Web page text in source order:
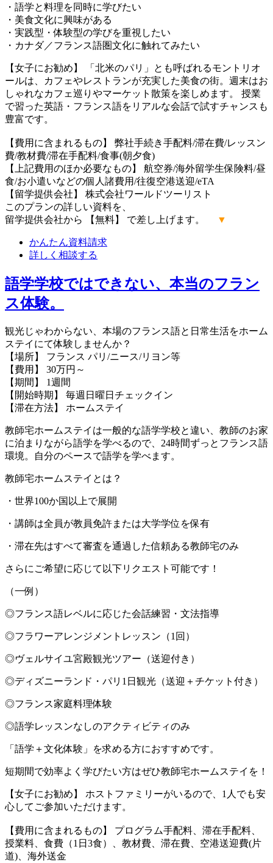
・語学と料理を同時に学びたい
・美食文化に興味がある
・実践型・体験型の学びを重視したい
・カナダ／フランス語圏文化に触れてみたい
【女子にお勧め】 「北米のパリ」とも呼ばれるモントリオ
ールは、カフェやレストランが充実した美食の街。週末はお
しゃれなカフェ巡りやマーケット散策を楽しめます。 授業
で習った英語・フランス語をリアルな会話で試すチャンスも
豊富です。
【費用に含まれるもの】 弊社手続き手配料/滞在費/レッスン
費/教材費/滞在手配料/食事(朝夕食)
【上記費用のほか必要なもの】 航空券/海外留学生保険料/昼
食/お小遣いなどの個人諸費用/往復空港送迎/eTA
【留学提供会社】 株式会社ワールドツーリスト
このプランの詳しい資料を、
留学提供会社から 【無料】 で差し上げます。
▼
かんたん資料請求
詳しく 相談する
語学学校ではできない、本当のフラン
ス体験。
観光じゃわからない、本場のフランス語と日常生活をホーム
ステイにて体験しませんか？
【場所】 フランス パリ/ニース/リヨン等
【費用】 30万円～
【期間】 1週間
【開始時期】 毎週日曜日チェックイン
【滞在方法】 ホームステイ
教師宅ホームステイは一般的な語学学校と違い、教師のお家
に泊まりながら語学を学べるので、24時間ずっとフランス語
環境。自分のペースで語学を学べます。
教師宅ホームステイとは？
・世界100か国以上で展開
・講師は全員が教員免許または大学学位を保有
・滞在先はすべて審査を通過した信頼ある教師宅のみ
さらにご希望に応じて以下リクエスト可能です！
（一例）
◎フランス語レベルに応じた会話練習・文法指導
◎フラワーアレンジメントレッスン（1回）
◎ヴェルサイユ宮殿観光ツアー（送迎付き）
◎ディズニーランド・パリ1日観光（送迎＋チケット付き）
◎フランス家庭料理体験
◎語学レッスンなしのアクティビティのみ
「語学＋文化体験」を求める方におすすめです。
短期間で効率よく学びたい方はぜひ教師宅ホームステイを！
【女子にお勧め】 ホストファミリーがいるので、1人でも安
心してご参加いただけます。
【費用に含まれるもの】 プログラム手配料、滞在手配料、
授業料、食費（1日3食）、教材費、滞在費、空港送迎費(片
道)、海外送金